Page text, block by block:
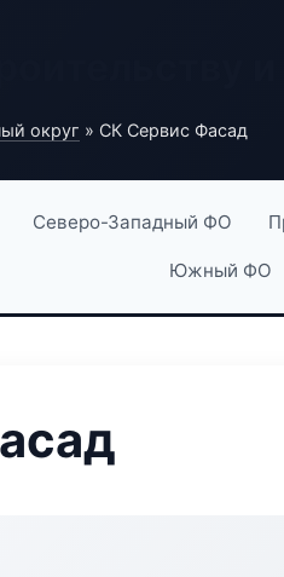
округ » СК Сервис Фасад
Северо-Западный ФО
Южный ФО